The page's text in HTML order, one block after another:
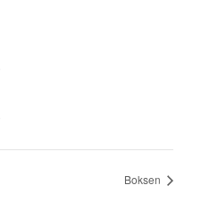
Boksen